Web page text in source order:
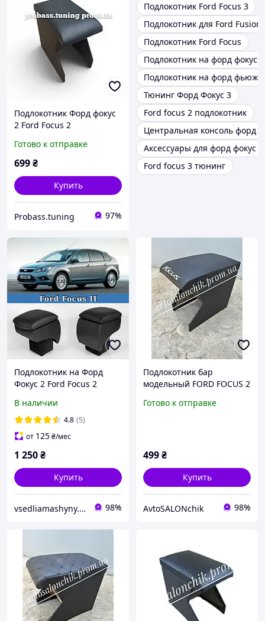
Подлокотник Форд фокус
2 Ford Focus 2
Готово к отправке
699₴
Купить
Probass.tuning 97%
Подлокотник Ford Focus 3
Подлокотник для Ford Fusion
Подлокотник Ford Focus
Подлокотник на форд фокус 1
Подлокотник на форд фьюжн
Тюнинг Форд Фокус 3
Ford focus 2 подлокотник
Центральная консоль форд
Аксессуары для форд фокус 2
Ford focus 3 тюнинг
Подлокотник на Форд
Фокус 2 Ford Focus 2
В наличии
4.8 (5)
от 125₴/мес
1 250₴
Купить
vsedliamashyny.in.ua 98%
Подлокотник бар
модельный FORD FOCUS 2
Форд ФОКУС 2 2004 -
Готово к отправке
499₴
Купить
AvtoSALONchik 98%